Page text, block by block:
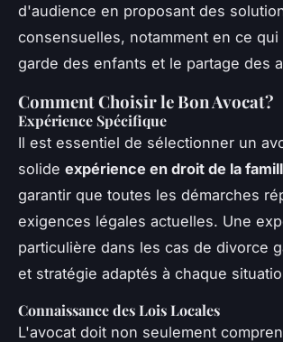
d'audience en proposant des
consensuelles, notamment en ce qui
garde des enfants et le partage des
Comment Choisir le Bon Avocat?
Expérience Spécifique
Il est essentiel de sélectionner un
solide expérience en droit de la
garantir que toutes les démarches
exigences légales actuelles. Une
particulière dans les cas de divorce
et stratégie adaptés à chaque
Connaissance des Lois Locales
L'avocat doit non seulement